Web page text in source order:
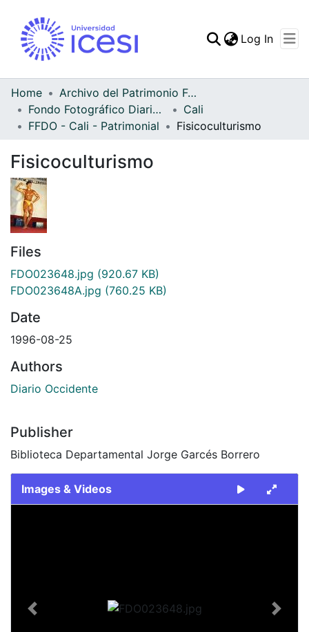
Statistics
Log In
Home
Archivo del Patrimonio Fotográfico y Fílmico del Valle del Cauca
Fondo Fotográfico Diario Occidente
Cali
FFDO - Cali - Patrimonial
Fisicoculturismo
Fisicoculturismo
Files
FDO023648.jpg (920.67 KB)
FDO023648A.jpg (760.25 KB)
Date
1996-08-25
Authors
Diario Occidente
Publisher
Biblioteca Departamental Jorge Garcés Borrero
Images & Videos
Previous Next